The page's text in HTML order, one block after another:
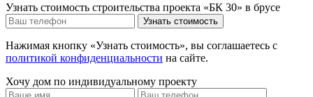
Узнать стоимость строительства проекта «БК 30» в брусе
Нажимая кнопку «Узнать стоимость», вы соглашаетесь с
политикой конфиденциальности на сайте.
Хочу дом по индивидуальному проекту